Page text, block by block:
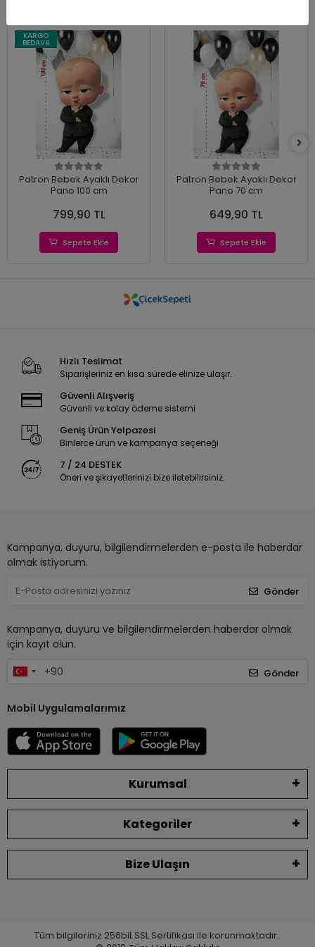
KARGO
BEDAVA
Patron Bebek Ayaklı Dekor
Pano 100 cm
799,90 TL
Sepete Ekle
Patron Bebek Ayaklı Dekor
Pano 70 cm
649,90 TL
Sepete Ekle
Hızlı Teslimat
Siparişleriniz en kısa sürede elinize ulaşır.
Güvenli Alışveriş
Güvenli ve kolay ödeme sistemi
Geniş Ürün Yelpazesi
Binlerce ürün ve kampanya seçeneği
7 / 24 DESTEK
Öneri ve şikayetlerinizi bize iletebilirsiniz.
Kampanya, duyuru, bilgilendirmelerden e-posta ile haberdar
olmak istiyorum.
Gönder
Kampanya, duyuru ve bilgilendirmelerden haberdar olmak
için kayıt olun.
Gönder
Mobil Uygulamalarımız
Kurumsal
Kategoriler
Bize Ulaşın
Tüm bilgileriniz 256bit SSL Sertifikası ile korunmaktadır.